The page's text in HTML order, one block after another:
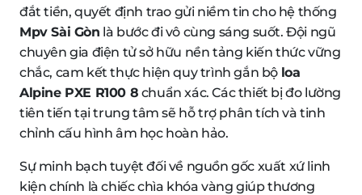
đắt tiền, quyết định trao gửi niềm tin cho hệ thống
Mpv Sài Gòn là bước đi vô cùng sáng suốt. Đội ngũ
chuyên gia điện tử sở hữu nền tảng kiến thức vững
chắc, cam kết thực hiện quy trình gắn bộ loa
Alpine PXE R100 8 chuẩn xác. Các thiết bị đo lường
tiên tiến tại trung tâm sẽ hỗ trợ phân tích và tinh
chỉnh cấu hình âm học hoàn hảo.
Sự minh bạch tuyệt đối về nguồn gốc xuất xứ linh
kiện chính là chiếc chìa khóa vàng giúp thương